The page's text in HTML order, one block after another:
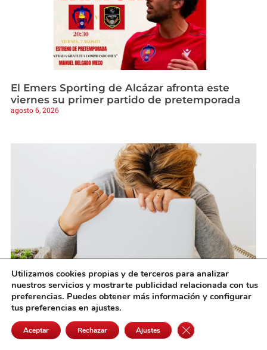
El Emers Sporting de Alcázar afronta este
viernes su primer partido de pretemporada
agosto 6, 2026
Cortisol, la hormona del estrés
agosto 6, 2026
Utilizamos cookies propias y de terceros para analizar
nuestros servicios y mostrarte publicidad relacionada con tus
preferencias. Puedes obtener más información y configurar
tus preferencias en ajustes.
Aceptar Rechazar Ajustes Cerrar el banner de